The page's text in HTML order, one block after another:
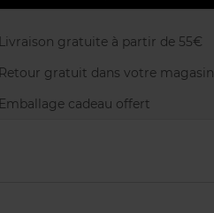
Livraison gratuite à partir de 55€
Retour gratuit dans votre magasin
Emballage cadeau offert